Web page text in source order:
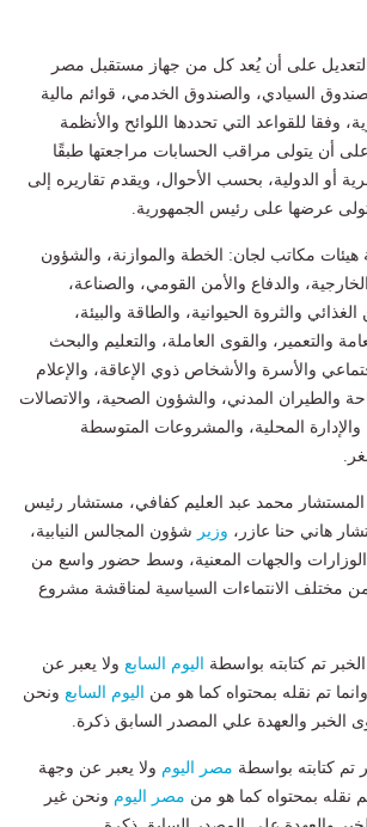
(25) بعد التعديل على أن يُعد كل من جهاز مستقبل مصر
السيادي، والصندوق الخدمي، قوائم مالية
وفقا للقواعد التي تحددها اللوائح والأنظمة
على أن يتولى مراقب الحسابات مراجعتها طبقًا
أو الدولية، بحسب الأحوال، ويقدم تقاريره إلى
عرضها على رئيس الجمهورية.
هيئات مكاتب لجان: الخطة والموازنة، والشؤون
والدفاع والأمن القومي، والصناعة،
والثروة الحيوانية، والطاقة والبيئة،
والتعمير، والقوى العاملة، والتعليم والبحث
والأسرة والأشخاص ذوي الإعاقة، والإعلام
والطيران المدني، والشؤون الصحية، والاتصالات
والإدارة المحلية، والمشروعات المتوسطة
المستشار محمد عبد العليم كفافي، مستشار رئيس
هاني حنا عازر، وزير شؤون المجالس النيابية،
والجهات المعنية، وسط حضور واسع من
مختلف الانتماءات السياسية لمناقشة مشروع
تم كتابته بواسطة اليوم السابع ولا يعبر عن
وانما تم نقله بمحتواه كما هو من اليوم السابع ونحن
الخبر والعهدة علي المصدر السابق ذكرة.
تم كتابته بواسطة مصر اليوم ولا يعبر عن وجهة
نقله بمحتواه كما هو من مصر اليوم ونحن غير